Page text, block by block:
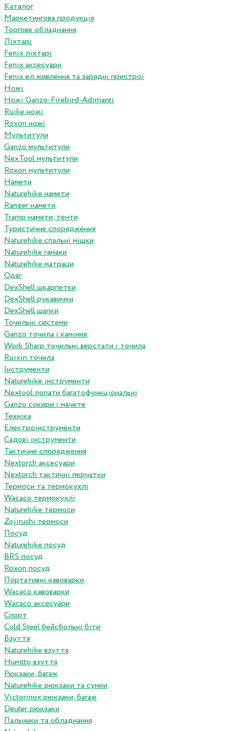
Каталог
Маркетингова продукція
Торгове обладнання
Ліхтарі
Fenix ліхтарі
Fenix аксесуари
Fenix ел живлення та зарядні пристрої
Ножі
Ножі Ganzo-Firebird-Adimanti
Ruike ножі
Roxon ножi
Мультитули
Ganzo мультитули
NexTool мультитули
Roxon мультитули
Намети
Naturehike намети
Ranger намети
Tramp намети, тенти
Туристичне спорядження
Naturehike спальні мішки
Naturehike гамаки
Naturehike матраци
Одяг
DexShell шкарпетки
DexShell рукавички
DexShell шапки
Точильні системи
Ganzo точила і каміння
Work Sharp точильні верстати і точила
Ruixin точила
Інструменти
Naturehike інструменти
Nextool лопати багатофункціональні
Ganzo сокири і мачете
Техніка
Електроінструменти
Садові інструменти
Тактичне спорядження
Nextorch аксесуари
Nextorch тактичні перчатки
Термоси та термокухлі
Wacaco термокухлі
Naturehike термоси
Zojirushi термоси
Посуд
Naturehike посуд
BRS посуд
Roxon посуд
Портативні кавоварки
Wacaco кавоварки
Wacaco аксесуари
Спорт
Cold Steel бейсбольні біти
Взуття
Naturehike взуття
Humtto взуття
Рюкзаки, багаж
Naturehike рюкзаки та сумки
Victorinox рюкзаки, багаж
Deuter рюкзаки
Пальники та обладнання